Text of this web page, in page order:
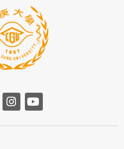
前往長庚大學facebook
前往長庚大學